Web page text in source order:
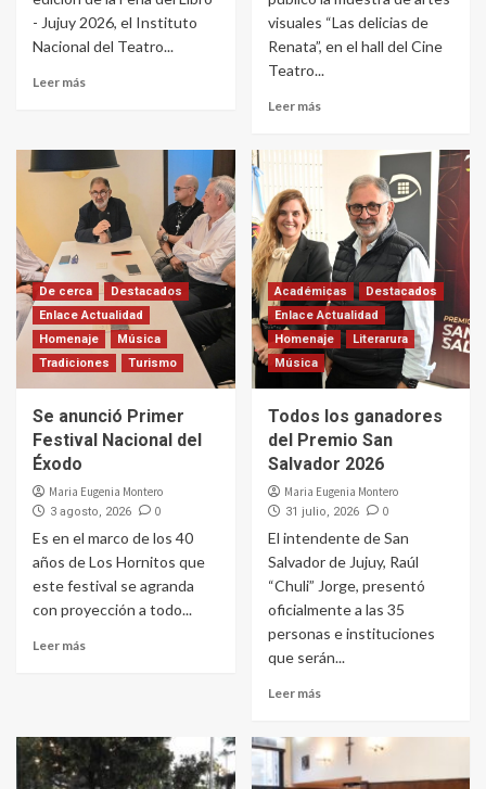
- Jujuy 2026, el Instituto
Nacional del Teatro...
Leer más
visuales “Las delicias de
Renata”, en el hall del Cine
Teatro...
Leer más
De cerca
Destacados
Enlace Actualidad
Homenaje
Música
Tradiciones
Turismo
Se anunció Primer
Festival Nacional del
Éxodo
Maria Eugenia Montero
3 agosto, 2026 0
Es en el marco de los 40
años de Los Hornitos que
este festival se agranda
con proyección a todo...
Leer más
Académicas
Destacados
Enlace Actualidad
Homenaje
Literarura
Música
Todos los ganadores
del Premio San
Salvador 2026
Maria Eugenia Montero
31 julio, 2026 0
El intendente de San
Salvador de Jujuy, Raúl
“Chuli” Jorge, presentó
oficialmente a las 35
personas e instituciones
que serán...
Leer más